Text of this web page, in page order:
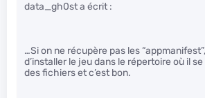
data_gh0st a écrit :
…Si on ne récupère pas les
d’installer le jeu dans le répertoire où il
des fichiers et c’est bon.